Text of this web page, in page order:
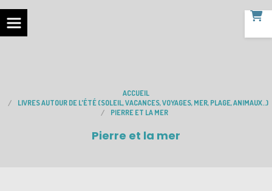
ACCUEIL
LIVRES AUTOUR DE L'ÉTÉ (SOLEIL, VACANCES, VOYAGES, MER, PLAGE, ANIMAUX..)
PIERRE ET LA MER
Pierre et la mer